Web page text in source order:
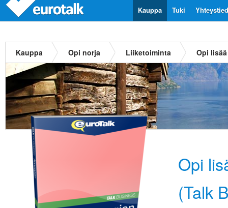
Tuki
Kauppa
Kauppa Opi norja Liiketoiminta Opi
Opi
(Talk